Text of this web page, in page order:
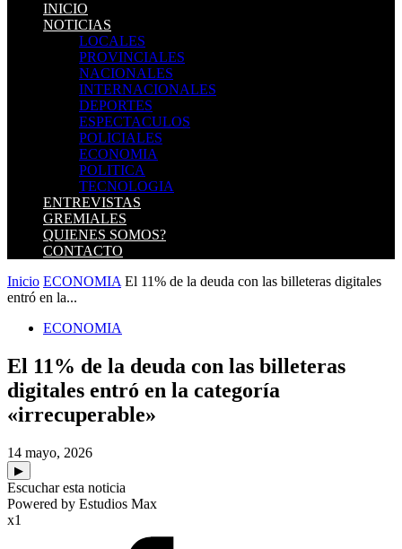
INICIO
NOTICIAS
LOCALES
PROVINCIALES
NACIONALES
INTERNACIONALES
DEPORTES
ESPECTACULOS
POLICIALES
ECONOMIA
POLITICA
TECNOLOGIA
ENTREVISTAS
GREMIALES
QUIENES SOMOS?
CONTACTO
Inicio ECONOMIA El 11% de la deuda con las billeteras digitales
entró en la...
ECONOMIA
El 11% de la deuda con las billeteras
digitales entró en la categoría
«irrecuperable»
14 mayo, 2026
▶
Escuchar esta noticia
Powered by Estudios Max
x1